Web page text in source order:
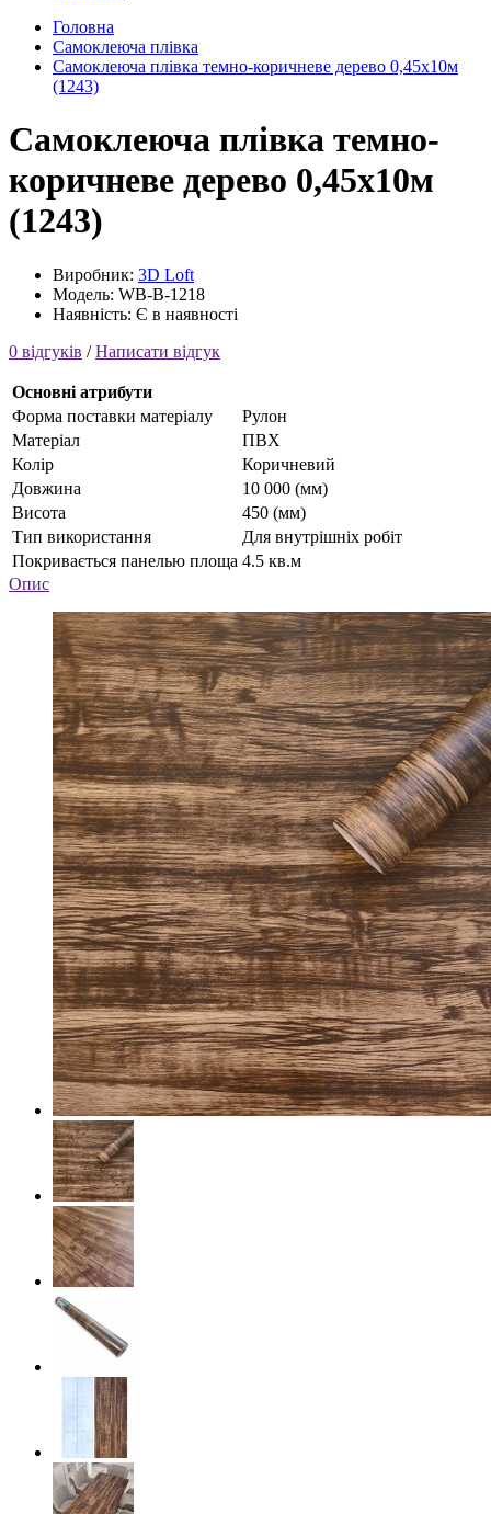
Головна
Самоклеюча плівка
Самоклеюча плівка темно-коричневе дерево 0,45х10м
(1243)
Самоклеюча плівка темно-
коричневе дерево 0,45х10м
(1243)
Виробник: 3D Loft
Модель: WB-B-1218
Наявність: Є в наявності
0 відгуків /Написати відгук
Основні атрибути
Форма поставки матеріалу
Рулон
Матеріал
ПВХ
Колір
Коричневий
Довжина
10 000 (мм)
Висота
450 (мм)
Тип використання
Для внутрішніх робіт
Покривається панелью площа 4.5 кв.м
Опис